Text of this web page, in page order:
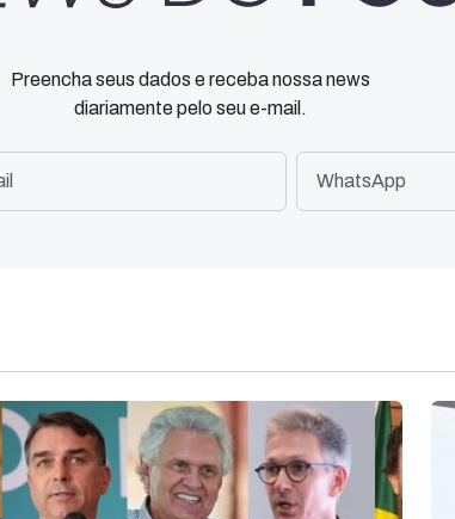
Preencha seus dados e receba nossa news
diariamente pelo seu e-mail.